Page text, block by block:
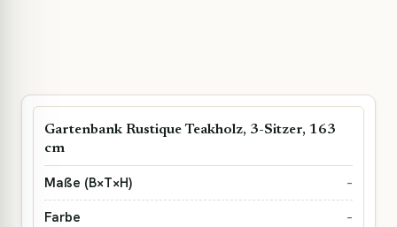
Gartenbank Rustique Teakholz, 3-Sitzer, 163
cm
–
–